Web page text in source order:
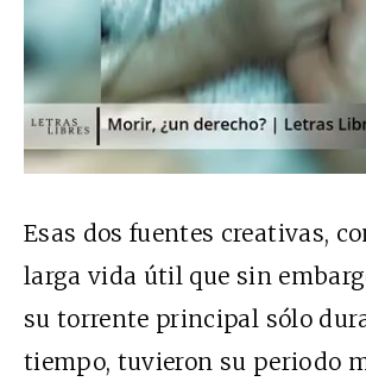
Esas dos fuentes creativas,
larga vida útil que sin
su torrente principal sólo
tiempo, tuvieron su periodo